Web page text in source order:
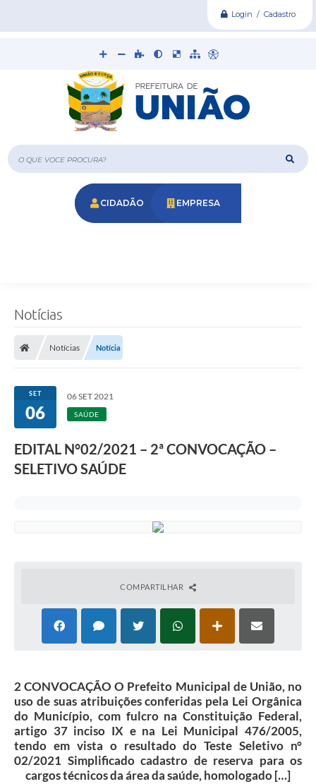
Login / Cadastro
O que voce procura?
CIDADÃO EMPRESA
Notícias
Notícias Notícia
SET
06
06 SET 2021
SAÚDE
EDITAL N°02/2021 – 2ª CONVOCAÇÃO –
SELETIVO SAÚDE
COMPARTILHAR
2 CONVOCAÇÃO O Prefeito Municipal de União, no
uso de suas atribuições conferidas pela Lei Orgânica
do Município, com fulcro na Constituição Federal,
artigo 37 inciso IX e na Lei Municipal 476/2005,
tendo em vista o resultado do Teste Seletivo n°
02/2021 Simplificado cadastro de reserva para os
cargos técnicos da área da saúde, homologado […]